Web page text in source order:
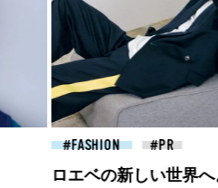
FASHION
【PRADA × NI-